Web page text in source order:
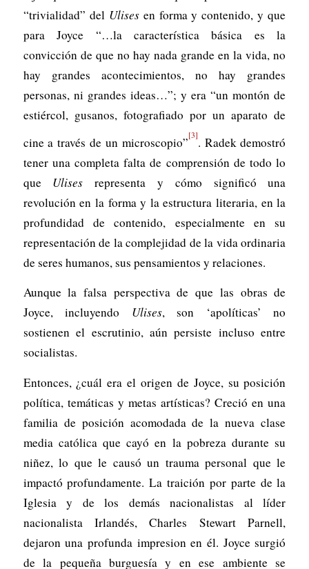
“trivialidad” del Ulises en forma y contenido, y que
para Joyce “…la característica básica es la
convicción de que no hay nada grande en la vida, no
hay grandes acontecimientos, no hay grandes
personas, ni grandes ideas…”; y era “un montón de
estiércol, gusanos, fotografiado por un aparato de
cine a través de un microscopio”[3]. Radek demostró
tener una completa falta de comprensión de todo lo
que Ulisesrepresenta y cómo significó una
revolución en la forma y la estructura literaria, en la
profundidad de contenido, especialmente en su
representación de la complejidad de la vida ordinaria
de seres humanos, sus pensamientos y relaciones.
Aunque la falsa perspectiva de que las obras de
Joyce, incluyendo Ulises, son ‘apolíticas’ no
sostienen el escrutinio, aún persiste incluso entre
socialistas.
Entonces, ¿cuál era el origen de Joyce, su posición
política, temáticas y metas artísticas? Creció en una
familia de posición acomodada de la nueva clase
media católica que cayó en la pobreza durante su
niñez, lo que le causó un trauma personal que le
impactó profundamente. La traición por parte de la
Iglesia y de los demás nacionalistas al líder
nacionalista Irlandés, Charles Stewart Parnell,
dejaron una profunda impresion en él. Joyce surgió
de la pequeña burguesía y en ese ambiente se